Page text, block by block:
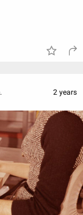
2 years